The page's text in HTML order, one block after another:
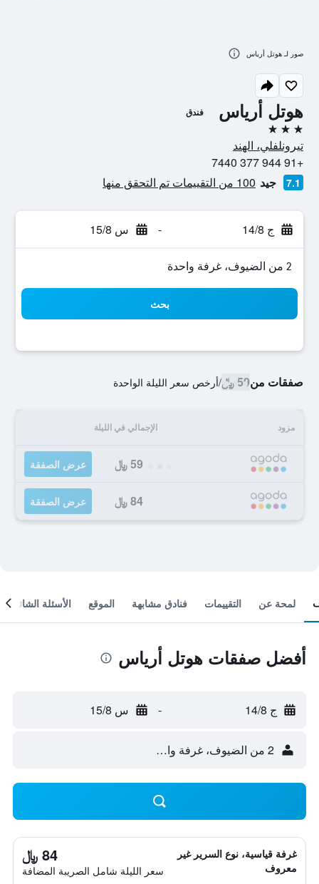
هوتل أرياس فندق
3 نجوم
تيرونلفلي، الهند
+91 944 377 7440
7.1 جيد 100 من التقييمات تم التحقق منها
ج 14/8 - س 15/8
2 من الضيوف، غرفة واحدة
بحث
صفقات من59 ﷼ /أرخص سعر الليلة الواحدة
مزود الإجمالي في الليلة
59 ﷼ عرض الصفقة
84 ﷼ عرض الصفقة
صور لـ هوتل أرياس
لمحة عن التقييمات فنادق مشابهة الموقع الأسئلة الشائعة
أفضل صفقات هوتل أرياس
ج 14/8 - س 15/8
2 من الضيوف، غرفة واحدة
غرفة قياسية، نوع السرير غير
معروف
84 ﷼
سعر الليلة شامل الصريبة المضافة